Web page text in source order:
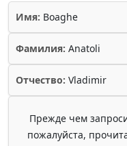
Имя: Boaghe
Фамилия: Anatoli
Отчество: Vladimir
Прежде чем
пожалуйста,